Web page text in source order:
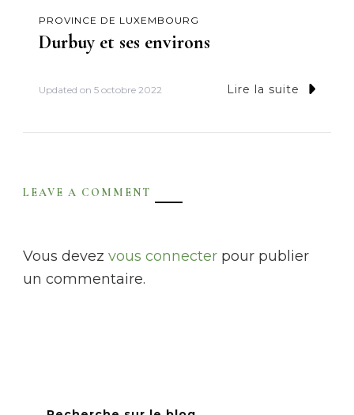
PROVINCE DE LUXEMBOURG
Durbuy et ses environs
Updated on 5 octobre 2022 Lire la suite
LEAVE A COMMENT
Vous devez vous connecter pour publier
un commentaire.